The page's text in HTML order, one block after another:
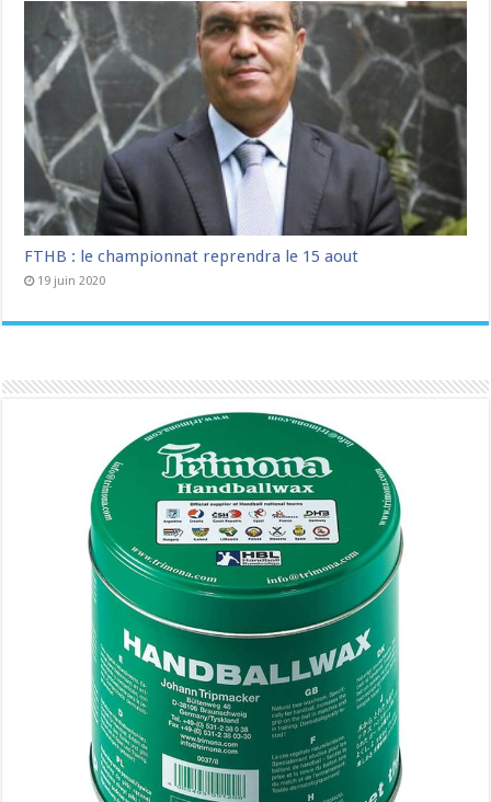
FTHB : le championnat reprendra le 15 aout
19 juin 2020